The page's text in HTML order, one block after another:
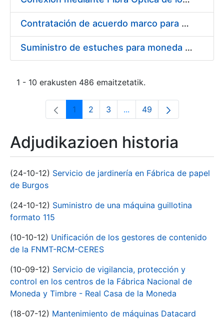
Contratación de acuerdo marco para el Suministro de Material de Electricidad para la Fábrica Nacional de Moneda y Timbre-Real Casa de la Moneda en su centro de trabajo de Burgos
Suministro de estuches para moneda de 30 €
1 - 10 erakusten 486 emaitzetatik.
Orrialdea
1 Orrialdea
2 Orrialdea
3 ...Intermediate Pages Use
Orrialdea
49
Adjudikazioen historia
(24-10-12) Servicio de jardinería en Fábrica de papel
de Burgos
(24-10-12) Suministro de una máquina guillotina
formato 115
(10-10-12) Unificación de los gestores de contenido
de la FNMT-RCM-CERES
(10-09-12) Servicio de vigilancia, protección y
control en los centros de la Fábrica Nacional de
Moneda y Timbre - Real Casa de la Moneda
(18-07-12) Mantenimiento de máquinas Datacard